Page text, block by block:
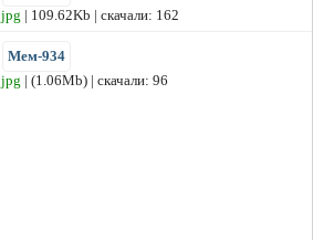
jpg | 109.62Kb | скачали: 162
Мем-934
jpg | (1.06Mb) | скачали: 96